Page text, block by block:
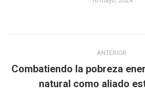
entre
publicaciones
ANTERIOR
anterior:
Combatiendo la pobreza
natural como aliado